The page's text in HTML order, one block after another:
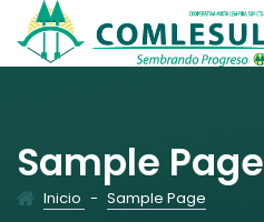
Sample Page
Inicio - Sample Page